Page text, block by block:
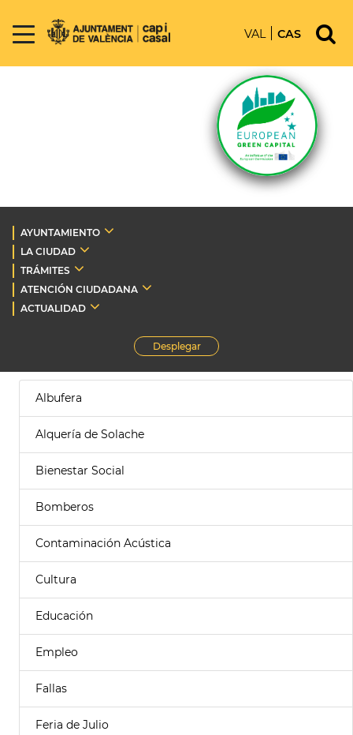
VAL CAS
AYUNTAMIENTO
LA CIUDAD
TRÁMITES
ATENCIÓN CIUDADANA
ACTUALIDAD
Desplegar
Albufera
Alquería de Solache
Bienestar Social
Bomberos
Contaminación Acústica
Cultura
Educación
Empleo
Fallas
Feria de Julio